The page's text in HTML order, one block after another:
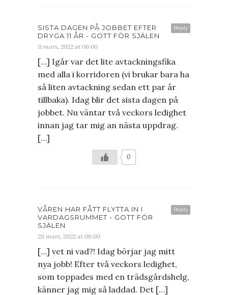
Reply
SISTA DAGEN PÅ JOBBET EFTER
DRYGA 11 ÅR - GOTT FÖR SJÄLEN
11 mars, 2022 at 06:00
[…] Igår var det lite avtackningsfika
med alla i korridoren (vi brukar bara ha
så liten avtackning sedan ett par år
tillbaka). Idag blir det sista dagen på
jobbet. Nu väntar två veckors ledighet
innan jag tar mig an nästa uppdrag.
[…]
0
Reply
VÅREN HAR FÅTT FLYTTA IN I
VARDAGSRUMMET - GOTT FÖR
SJÄLEN
28 mars, 2022 at 06:00
[…] vet ni vad?! Idag börjar jag mitt
nya jobb! Efter två veckors ledighet,
som toppades med en trädsgårdshelg,
känner jag mig så laddad. Det […]